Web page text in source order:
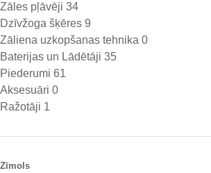
Zāles pļāvēji 34
Dzīvžoga šķēres 9
Zāliena uzkopšanas tehnika 0
Baterijas un Lādētāji 35
Piederumi 61
Aksesuāri 0
Ražotāji 1
Zīmols